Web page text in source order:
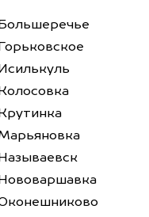
Большеречье
Горьковское
Исилькуль
Колосовка
Крутинка
Называевск
Нововаршавка